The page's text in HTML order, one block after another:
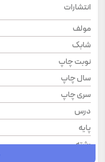
انتشارات
مولف
شابک
نوبت چاپ
سال چاپ
سری چاپ
درس
پایه
رشته